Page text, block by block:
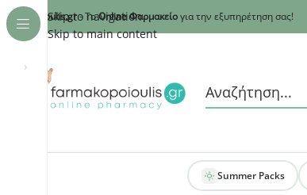
Skip to navigation
Skip to main content
›
- ΤοOnline Φαρμακείογια την εξυπηρέτηση σας!
Summer Packs